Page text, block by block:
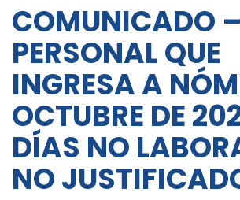
COMUNICADO –
PERSONAL QUE
INGRESA A
OCTUBRE DE
DÍAS NO
NO